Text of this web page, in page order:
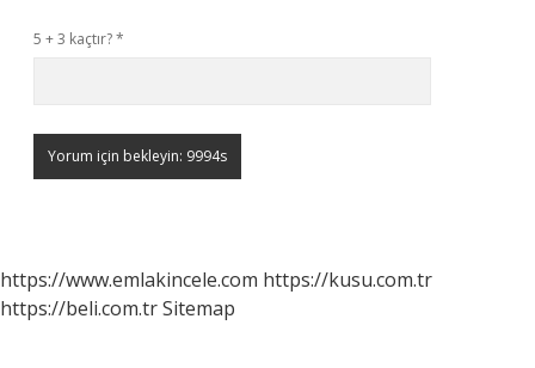
5 + 3 kaçtır?*
https://www.emlakincele.com https://kusu.com.tr
https://beli.com.trSitemap